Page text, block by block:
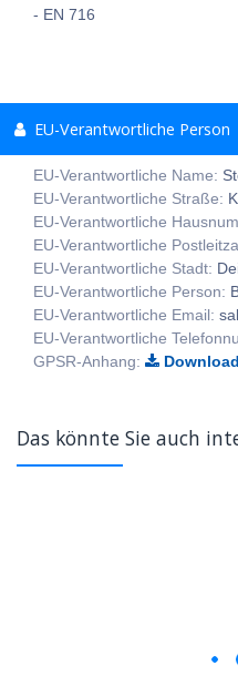
- EN 716
EU-Verantwortliche Person
EU-Verantwortliche Name:
EU-Verantwortliche Straße:
EU-Verantwortliche
EU-Verantwortliche
EU-Verantwortliche Stadt:
EU-Verantwortliche Person:
EU-Verantwortliche Email:
EU-Verantwortliche
GPSR-Anhang:
Das könnte Sie auch